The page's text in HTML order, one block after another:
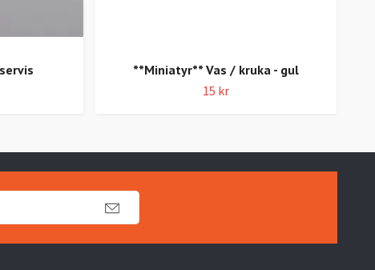
**Miniatyr** Vas / kruka - gul
15 kr